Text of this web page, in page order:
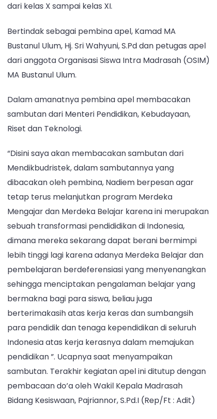
dari kelas X sampai kelas XI.
Bertindak sebagai pembina apel, Kamad MA
Bustanul Ulum, Hj. Sri Wahyuni, S.Pd dan petugas apel
dari anggota Organisasi Siswa Intra Madrasah (OSIM)
MA Bustanul Ulum.
Dalam amanatnya pembina apel membacakan
sambutan dari Menteri Pendidikan, Kebudayaan,
Riset dan Teknologi.
“Disini saya akan membacakan sambutan dari
Mendikbudristek, dalam sambutannya yang
dibacakan oleh pembina, Nadiem berpesan agar
tetap terus melanjutkan program Merdeka
Mengajar dan Merdeka Belajar karena ini merupakan
sebuah transformasi pendididikan di Indonesia,
dimana mereka sekarang dapat berani bermimpi
lebih tinggi lagi karena adanya Merdeka Belajar dan
pembelajaran berdeferensiasi yang menyenangkan
sehingga menciptakan pengalaman belajar yang
bermakna bagi para siswa, beliau juga
berterimakasih atas kerja keras dan sumbangsih
para pendidik dan tenaga kependidikan di seluruh
Indonesia atas kerja kerasnya dalam memajukan
pendidikan ”. Ucapnya saat menyampaikan
sambutan. Terakhir kegiatan apel ini ditutup dengan
pembacaan do’a oleh Wakil Kepala Madrasah
Bidang Kesiswaan, Pajriannor, S.Pd.I (Rep/Ft : Adit)